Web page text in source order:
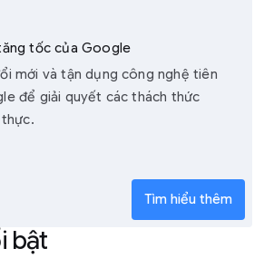
tốc của Google
mới và tận dụng công nghệ tiên
để giải quyết các thách thức
Tìm hiểu thêm
bật